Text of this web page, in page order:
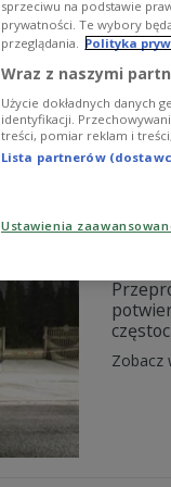
Akcja
broń
Zobacz
Są
Zobacz
sprzeciwu na podstawie
prywatności. Te wybory
przeglądania.
Polityka
Wraz z naszymi
Użycie dokładnych danych
identyfikacji.
treści, pomiar reklam i
Lista partnerów
Ustawienia